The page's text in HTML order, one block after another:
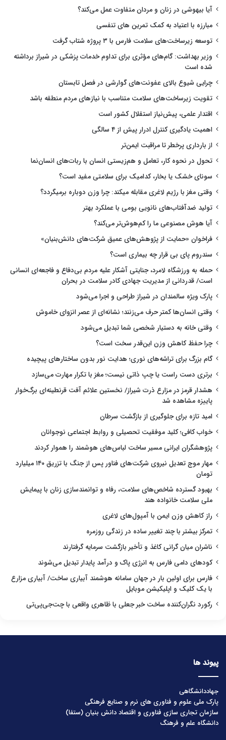
آیا بیهوشی در زنان و مردان متفاوت عمل می‌کند؟
مبارزه با اعتیاد به کمک تمرین های تنفسی
توسعه زیرساخت‌های سلامت فارس با ۳ پروژه شتاب گرفت
وزیر بهداشت: گام‌های مؤثری برای تداوم خدمات پزشکی در شیراز برداشته
شده است
چرایی شیوع بالای عفونت‌های گوارشی در فصل تابستان
تقویت زیرساخت‌های سلامت متناسب با نیازهای مردم منطقه باشد
اقتدار علمی، پیش‌نیاز استقلال کشور است
اهمیت یادگیری کنترل ادرار پیش از ۴ سالگی
از بارداری پرخطر تا مراقبت ایمن‌تر
تحول در نحوه کار، تعامل و هم‌زیستی انسان با ربات‌های انسان‌نما
سونای خشک یا بخار، کدامیک برای سلامتی مفید است؟
وقتی مغز با رژیم لاغری مقابله میکند: چرا وزن دوباره برمیگردد؟
تولید ضدآفتاب‌های نانویی بومی با عملکرد بهتر
آیا هوش مصنوعی ما را کم‌هوش‌تر می‌کند؟
فراخوان «حمایت از پژوهش‌های عمیق شرکت‌های دانش‌بنیان»
سندروم پای بی قرار چه بیماری است؟
حمله به ورزشگاه لامرد، جنایتی آشکار علیه مردم بی‌دفاع و فاجعه‌ای انسانی
است/ قدردانی از مدیریت جهادی کادر سلامت در بحران
پارک ویژه سالمندان در شیراز طراحی و اجرا می‌شود
وقتی انسان‌ها کمتر حرف می‌زنند؛ نشانه‌ای از عصر انزوای خاموش
وقتی خانه به دستیار شخصی شما تبدیل می‌شود
چرا حفظ کاهش وزن این‌قدر سخت است؟
گام بزرگ برای تراشه‌های نوری؛ هدایت نور بدون ساختارهای پیچیده
برتری دست راست یا چپ ذاتی نیست؛ مغز با تکرار مهارت می‌سازد
هشدار قرمز در مزارع ذرت شیراز/ نخستین علائم آفت قرنطینه‌ای برگ‌خوار
پاییزه مشاهده شد
امید تازه برای جلوگیری از بازگشت سرطان
خواب کافی؛ کلید موفقیت تحصیلی و روابط اجتماعی نوجوانان
پژوهشگران ایرانی مسیر ساخت لباس‌های هوشمند را هموار کردند
مهار موج تعدیل نیروی شرکت‌های فناور پس از جنگ با تزریق ۱۴۰ میلیارد
تومان
بهبود گسترده شاخص‌های سلامت، رفاه و توانمندسازی زنان با پیمایش
ملی سلامت خانواده هند
راز کاهش وزن ایمن با آمپول‌های لاغری
تمرکز بیشتر با چند تغییر ساده در زندگی روزمره
ناشران میان گرانی کاغذ و تأخیر بازگشت سرمایه گرفتارند
کودهای دامی فارس به انرژی پاک و درآمد پایدار تبدیل می‌شوند
فارس برای اولین بار در جهان سامانه هوشمند آبیاری ساخت/ آبیاری مزارع
با یک کلیک و اپلیکیشن موبایل
رکورد نگران‌کننده ساخت خبر جعلی با ظاهری واقعی با چت‌جی‌پی‌تی
پیوند ها
جهاددانشگاهی
پارک ملی علوم و فناوری های نرم و صنایع فرهنگی
سازمان تجاری سازی فناوری و اقتصاد دانش بنیان (ستفا)
دانشگاه علم و فرهنگ